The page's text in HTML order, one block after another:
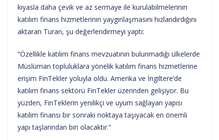
kıyasla daha çevik ve az sermaye ile kurulabilmelerinin
katılım finans hizmetlerinin yaygınlaşmasını hızlandırdığını
aktaran Turan, şu değerlendirmeyi yaptı:
“Özellikle katılım finans mevzuatının bulunmadığı ülkelerde
Müslüman topluluklara yönelik katılım finans hizmetlerine
erişim FinTekler yoluyla oldu. Amerika ve İngiltere’de
katılım finans sektörü FinTekler üzerinden gelişiyor. Bu
yüzden, FinTeklerin yenilikçi ve uyum sağlayan yapısı
katılım finansı bir sonraki noktaya taşıyacak en önemli
yapı taşlarından biri olacaktır.”